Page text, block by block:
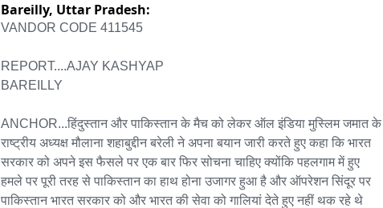
Bareilly, Uttar Pradesh:
VANDOR CODE 411545
REPORT....AJAY KASHYAP
BAREILLY
ANCHOR...हिंदुस्तान और पाकिस्तान के मैच को लेकर ऑल इंडिया मुस्लिम जमात के
राष्ट्रीय अध्यक्ष मौलाना शहाबुद्दीन बरेली ने अपना बयान जारी करते हुए कहा कि भारत
सरकार को अपने इस फैसले पर एक बार फिर सोचना चाहिए क्योंकि पहलगाम में हुए
हमले पर पूरी तरह से पाकिस्तान का हाथ होना उजागर हुआ है और ऑपरेशन सिंदूर पर
पाकिस्तान भारत सरकार को और भारत की सेवा को गालियां देते हुए नहीं थक रहे थे